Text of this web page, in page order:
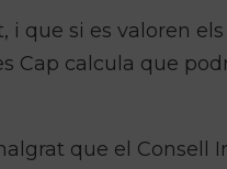
que si es valoren
Cap calcula que
que el Consell